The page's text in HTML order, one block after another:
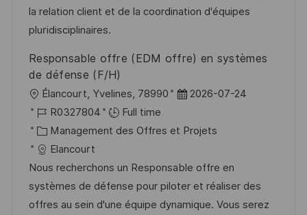
i
o
i
a
e
e
d
p
t
e
la relation client et de la coordination d'équipes
pluridisciplinaires.
Responsable offre (EDM offre) en systèmes
de défense (F/H)
o
c
a
l
i
s
Élancourt, Yvelines, 78990
D
t
d
’
a
2026-07-24
R
é
f
é
r
e
R0327804
Full time
C
a
t
é
g
Management des Offres et Projets
Elancourt
Nous recherchons un Responsable offre en
systèmes de défense pour piloter et réaliser des
offres au sein d'une équipe dynamique. Vous serez